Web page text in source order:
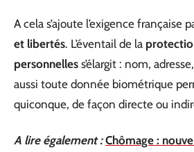
A cela s’ajoute l’exigence française
et libertés. L’éventail de la
personnelles s’élargit : nom,
aussi toute donnée biométrique
quiconque, de façon directe ou
A lire également : Chômage :